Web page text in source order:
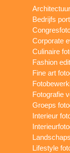
Bedrijfs
Corporate
Culinaire
Fashion
Fine art
Fotografie
Groeps
Interieur
Lifestyle